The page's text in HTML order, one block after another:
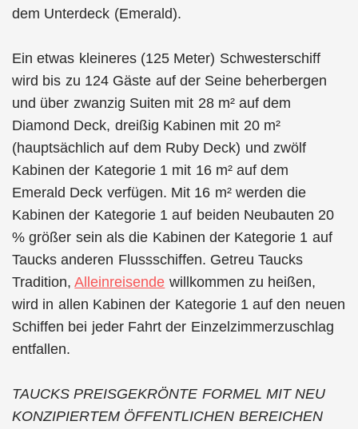
dem Unterdeck (Emerald).
Ein etwas kleineres (125 Meter) Schwesterschiff
wird bis zu 124 Gäste auf der Seine beherbergen
und über zwanzig Suiten mit 28 m² auf dem
Diamond Deck, dreißig Kabinen mit 20 m²
(hauptsächlich auf dem Ruby Deck) und zwölf
Kabinen der Kategorie 1 mit 16 m² auf dem
Emerald Deck verfügen. Mit 16 m² werden die
Kabinen der Kategorie 1 auf beiden Neubauten 20
% größer sein als die Kabinen der Kategorie 1 auf
Taucks anderen Flussschiffen. Getreu Taucks
Tradition,Alleinreisende willkommen zu heißen,
wird in allen Kabinen der Kategorie 1 auf den neuen
Schiffen bei jeder Fahrt der Einzelzimmerzuschlag
entfallen.
TAUCKS PREISGEKRÖNTE FORMEL MIT NEU
KONZIPIERTEM ÖFFENTLICHEN BEREICHEN